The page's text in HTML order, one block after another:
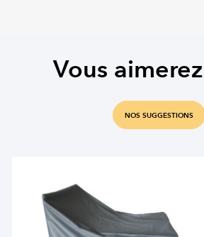
Vous
NOS SUGGESTIONS